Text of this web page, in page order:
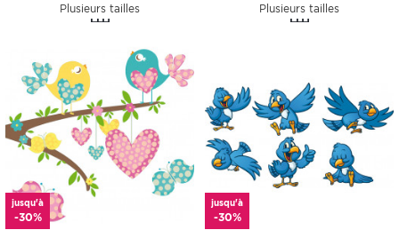
Plusieurs tailles Plusieurs tailles
jusqu'à
-30%
jusqu'à
-30%